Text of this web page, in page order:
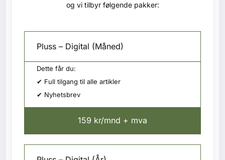
og vi tilbyr følgende pakker:
Pluss – Digital (Måned)
Dette får du:
✔ Full tilgang til alle artikler
✔ Nyhetsbrev
159 kr/mnd + mva